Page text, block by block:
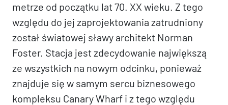
metrze od początku lat 70. XX wieku. Z tego
względu do jej zaprojektowania zatrudniony
został światowej sławy architekt Norman
Foster. Stacja jest zdecydowanie największą
ze wszystkich na nowym odcinku, ponieważ
znajduje się w samym sercu biznesowego
kompleksu Canary Wharf i z tego względu